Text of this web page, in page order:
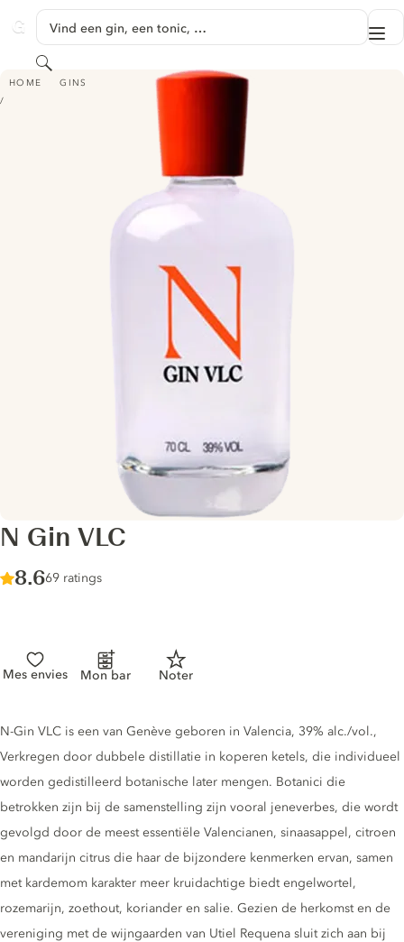
GINVENTORY
Vind een gin, een tonic, …
Zoeken
HOME GINS
N GIN VLC
N Gin VLC
Score :
8.6/ 10
69 ratings
Mes envies Mon bar Noter
Gin description
N-Gin VLC is een van Genève geboren in Valencia, 39% alc./vol.,
Verkregen door dubbele distillatie in koperen ketels, die individueel
worden gedistilleerd botanische later mengen. Botanici die
betrokken zijn bij de samenstelling zijn vooral jeneverbes, die wordt
gevolgd door de meest essentiële Valencianen, sinaasappel, citroen
en mandarijn citrus die haar de bijzondere kenmerken ervan, samen
met kardemom karakter meer kruidachtige biedt engelwortel,
rozemarijn, zoethout, koriander en salie. Gezien de herkomst en de
vereniging met de wijngaarden van Utiel Requena sluit zich aan bij